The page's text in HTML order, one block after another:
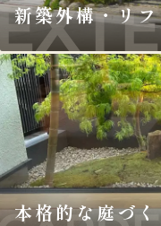
新築外構・リ
本格的な庭づ